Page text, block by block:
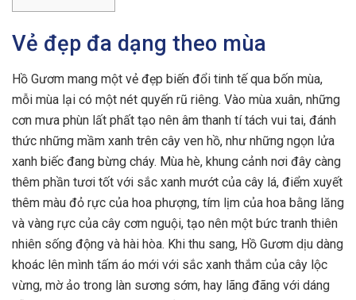
Vẻ đẹp đa dạng theo mùa
Hồ Gươm mang một vẻ đẹp biến đổi tinh tế qua bốn mùa,
mỗi mùa lại có một nét quyến rũ riêng. Vào mùa xuân, những
cơn mưa phùn lất phất tạo nên âm thanh tí tách vui tai, đánh
thức những mầm xanh trên cây ven hồ, như những ngọn lửa
xanh biếc đang bừng cháy. Mùa hè, khung cảnh nơi đây càng
thêm phần tươi tốt với sắc xanh mướt của cây lá, điểm xuyết
thêm màu đỏ rực của hoa phượng, tím lịm của hoa bằng lăng
và vàng rực của cây cơm nguội, tạo nên một bức tranh thiên
nhiên sống động và hài hòa. Khi thu sang, Hồ Gươm dịu dàng
khoác lên mình tấm áo mới với sắc xanh thắm của cây lộc
vừng, mờ ảo trong làn sương sớm, hay lãng đãng với dáng